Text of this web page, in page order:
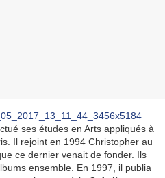
ses études en Arts appliqués à
Il rejoint en 1994 Christopher au
ce dernier venait de fonder. Ils
ensemble. En 1997, il publia